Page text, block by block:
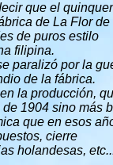
que el
de La Flor de
de puros estilo
filipina.
paralizó por la
de la fábrica.
la producción,
de 1904 sino más
que en esos
cierre
holandesas,